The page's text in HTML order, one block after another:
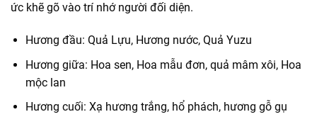
ức khẽ gõ vào trí nhớ người đối diện.
Hương đầu: Quả Lựu, Hương nước, Quả Yuzu
Hương giữa: Hoa sen, Hoa mẫu đơn, quả mâm xôi, Hoa
mộc lan
Hương cuối: Xạ hương trắng, hổ phách, hương gỗ gụ